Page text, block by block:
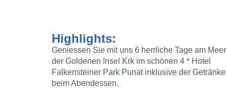
Highlights:
Geniessen Sie mit uns 6 herrliche Tage am
der Goldenen Insel Krk im schönen 4 * Hotel
Falkensteiner Park Punat inklusive der Getränke
beim Abendessen.